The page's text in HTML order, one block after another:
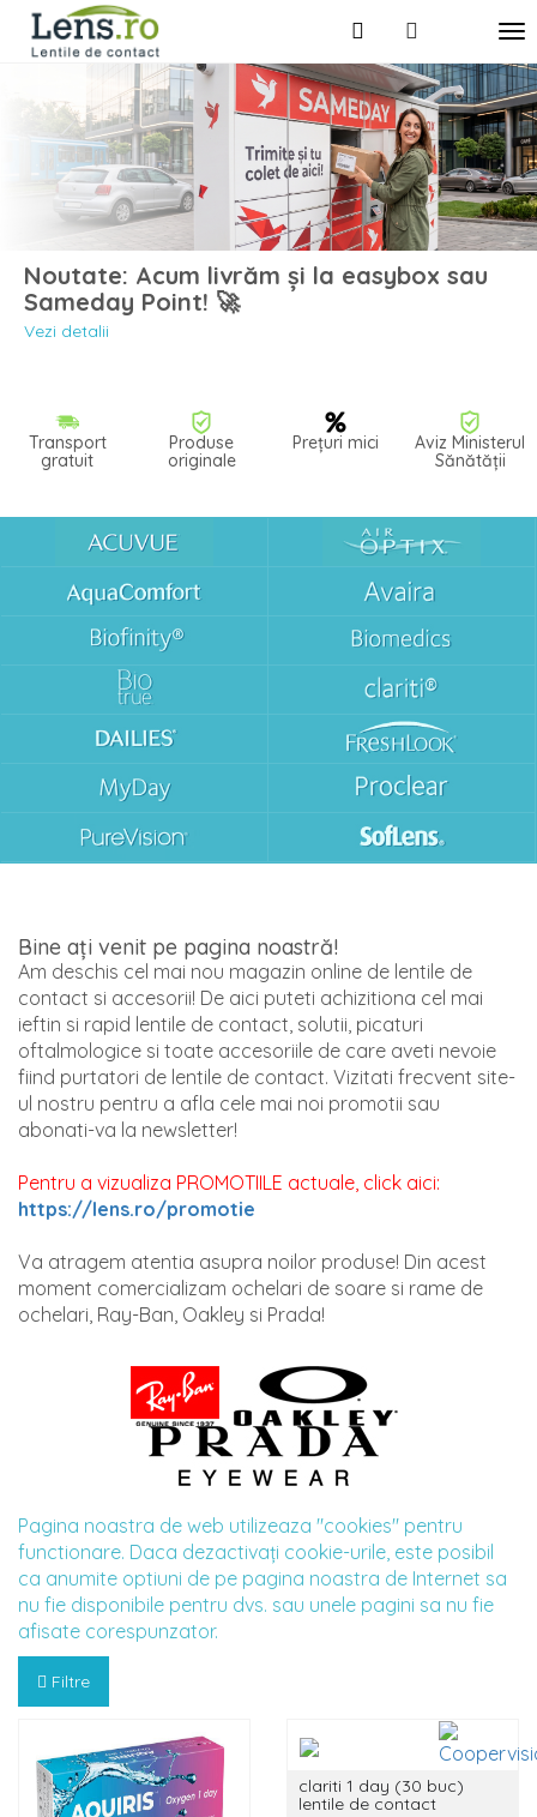
Noutate: Acum livrăm și la easybox sau
Sameday Point! 🚀
Vezi detalii
Transport
gratuit
Produse
originale
Prețuri mici
Aviz Ministerul
Sănătății
Bine ați venit pe pagina noastră!
Am deschis cel mai nou magazin online de lentile de
contact si accesorii! De aici puteti achizitiona cel mai
ieftin si rapid lentile de contact, solutii, picaturi
oftalmologice si toate accesoriile de care aveti nevoie
fiind purtatori de lentile de contact. Vizitati frecvent site-
ul nostru pentru a afla cele mai noi promotii sau
abonati-va la newsletter!
Pentru a vizualiza PROMOTIILE actuale, click aici:
https://lens.ro/promotie
Va atragem atentia asupra noilor produse! Din acest
moment comercializam ochelari de soare si rame de
ochelari, Ray-Ban, Oakley si Prada!
Pagina noastra de web utilizeaza "cookies" pentru
functionare. Daca dezactivaţi cookie-urile, este posibil
ca anumite optiuni de pe pagina noastra de Internet sa
nu fie disponibile pentru dvs. sau unele pagini sa nu fie
afisate corespunzator.
Filtre
clariti 1 day (30 buc)
lentile de contact